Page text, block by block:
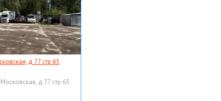
д 77 стр 65
д 77 стр 65